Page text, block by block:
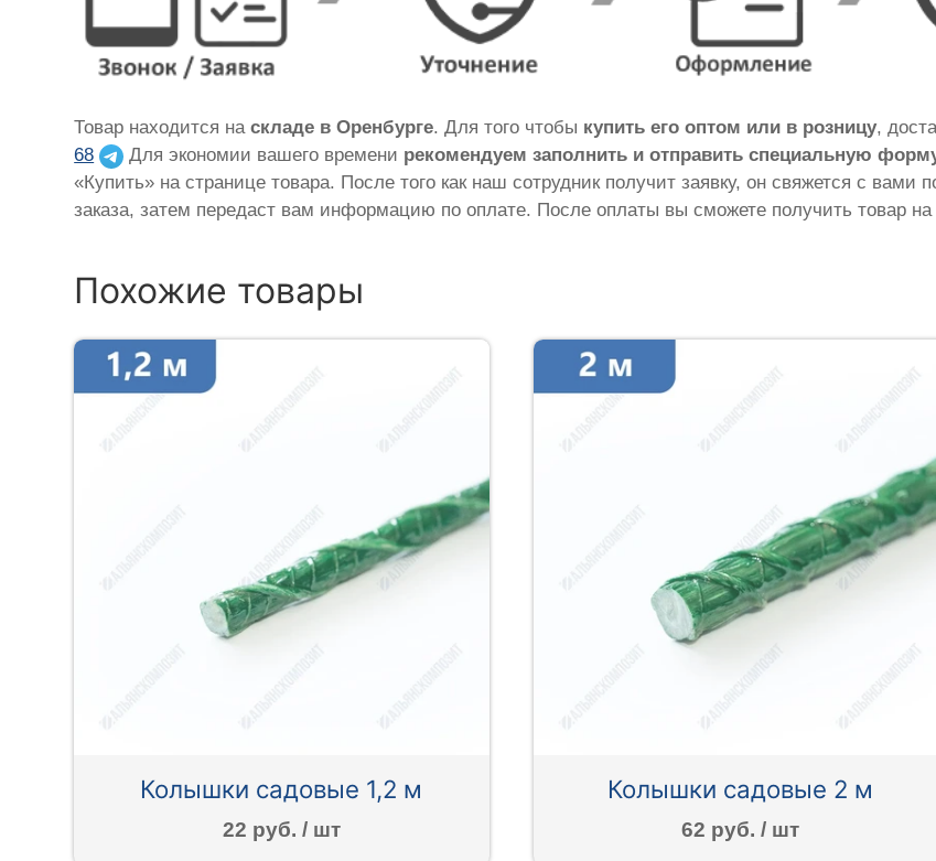
Товар находится наскладе в Оренбурге. Для того чтобы купить его оптом или в розницу,
68
Для экономии вашего времени рекомендуем заполнить и отправить специальную
«Купить» на странице товара. После того как наш сотрудник получит заявку, он свяжется с
заказа, затем передаст вам информацию по оплате. После оплаты вы сможете получить товар на
Похожие товары
Колышки садовые 1,2 м
22 руб. / шт
Колышки садовые 2 м
62 руб. / шт